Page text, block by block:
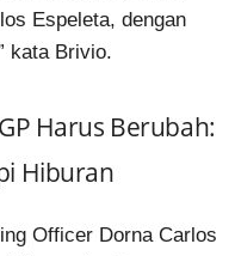
Espeleta, dengan
kata Brivio.
Harus Berubah:
Hiburan
Officer Dorna Carlos